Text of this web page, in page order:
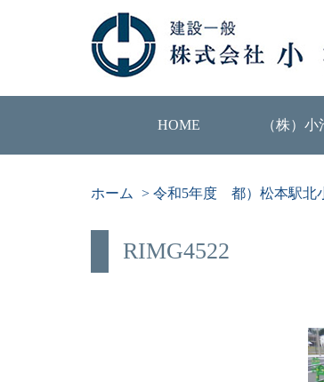
HOME （株）
ホーム > 令和5年度 都）松本駅北
RIMG4522